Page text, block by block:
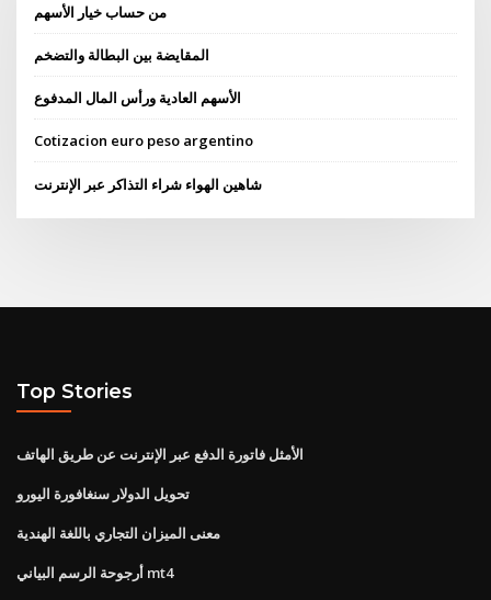
من حساب خيار الأسهم
المقايضة بين البطالة والتضخم
الأسهم العادية ورأس المال المدفوع
Cotizacion euro peso argentino
شاهين الهواء شراء التذاكر عبر الإنترنت
Top Stories
الأمثل فاتورة الدفع عبر الإنترنت عن طريق الهاتف
تحويل الدولار سنغافورة اليورو
معنى الميزان التجاري باللغة الهندية
أرجوحة الرسم البياني mt4